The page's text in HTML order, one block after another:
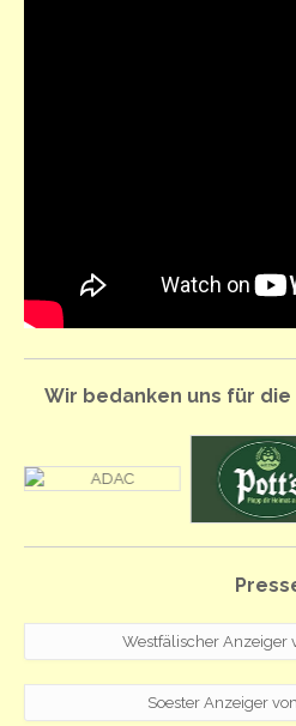
Wir bedanken uns für
Westfälischer Anzeiger
Soester Anzeiger